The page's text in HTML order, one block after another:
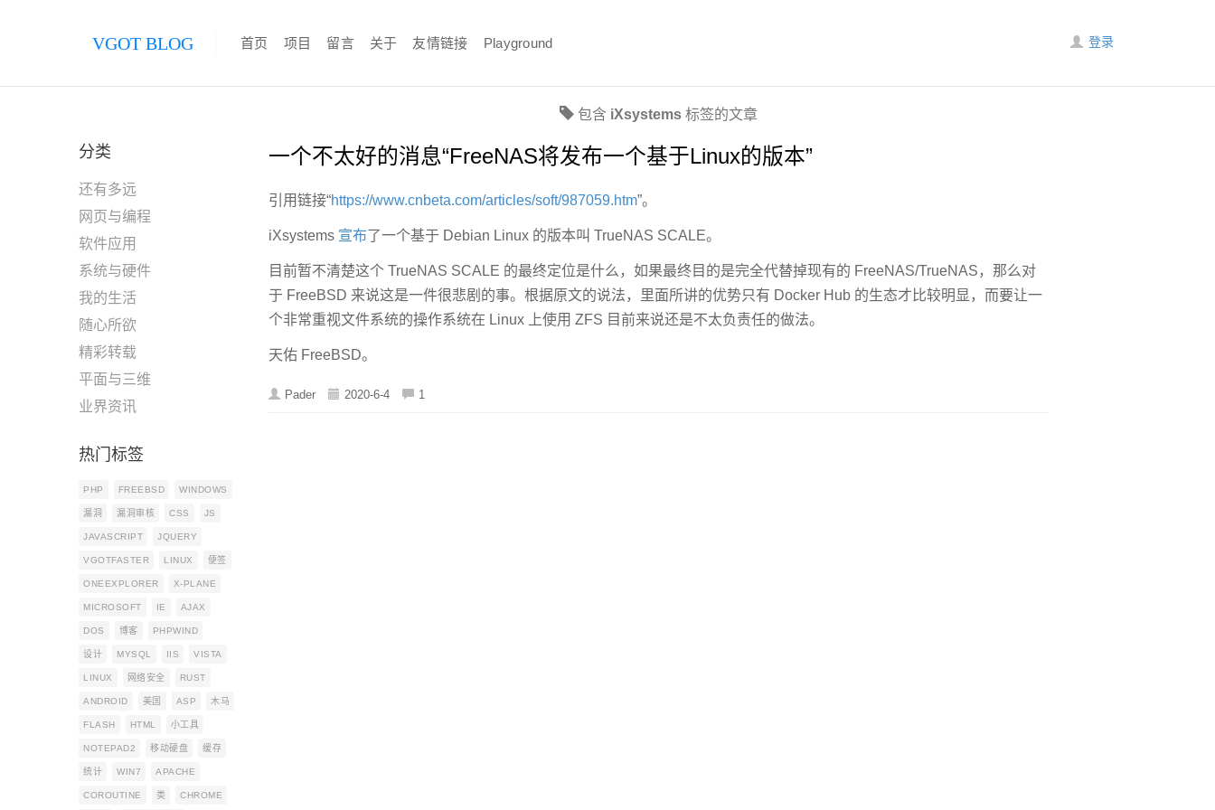
VGOT BLOG 首页 项目 留言 关于 友情链接 Playground 登录
分类
还有多远
网页与编程
软件应用
系统与硬件
我的生活
随心所欲
精彩转载
平面与三维
业界资讯
热门标签
PHP FREEBSD WINDOWS
漏洞 漏洞审核 CSS JS
JAVASCRIPT JQUERY
VGOTFASTER LINUX 便签
ONEEXPLORER X-PLANE
MICROSOFT IE AJAX
DOS 博客 PHPWIND
设计 MYSQL IIS VISTA
LINUX 网络安全 RUST
ANDROID 美国 ASP 木马
FLASH HTML 小工具
NOTEPAD2 移动硬盘 缓存
统计 WIN7 APACHE
COROUTINE 类 CHROME
包含 iXsystems标签的文章
一个不太好的消息“FreeNAS将发布一个基于Linux的版本”
引用链接“https://www.cnbeta.com/articles/soft/987059.htm”。
iXsystems 宣布了一个基于 Debian Linux 的版本叫 TrueNAS SCALE。
目前暂不清楚这个 TrueNAS SCALE 的最终定位是什么，如果最终目的是完全代替掉现有的 FreeNAS/TrueNAS，那么对
于 FreeBSD 来说这是一件很悲剧的事。根据原文的说法，里面所讲的优势只有 Docker Hub 的生态才比较明显，而要让一
个非常重视文件系统的操作系统在 Linux 上使用 ZFS 目前来说还是不太负责任的做法。
天佑 FreeBSD。
Pader 2020-6-4 1